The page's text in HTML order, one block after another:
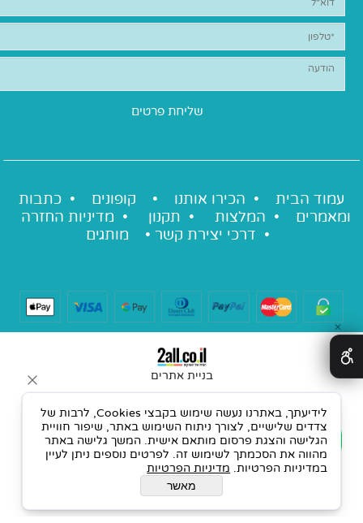
עמוד הבית • הכירו אותנו • קופונים • כתבות
ומאמרים • המלצות • תקנון • מדיניות החזרה
• דרכי יצירת קשר • מותגים
בניית אתרים
✕
לידיעתך, באתרנו נעשה שימוש בקבצי Cookies, לרבות של
צדדים שלישיים, לצורך ניתוח השימוש באתר, שיפור חוויית
הגלישה והצגת פרסום מותאם אישית. המשך גלישה באתר
מהווה את הסכמתך לשימוש זה. לפרטים נוספים ניתן לעיין
במדיניות הפרטיות. מדיניות הפרטיות
מאשר